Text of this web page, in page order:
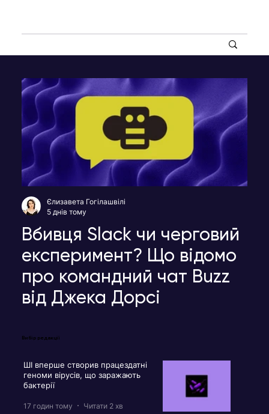
Вбивця Slack чи черговий
експеримент? Що відомо
про командний чат Buzz
від Джека Дорсі
Єлизавета Гогілашвілі
5 днів тому
Вибір редакції
ШІ вперше створив працездатні
геноми вірусів, що заражають
бактерії
17 годин тому Читати 2 хв